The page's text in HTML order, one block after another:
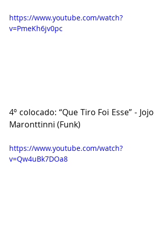
https://www.youtube.com/watch?
v=PmeKh6jv0pc
4º colocado: “Que Tiro Foi Esse” - Jojo
Maronttinni (Funk)
https://www.youtube.com/watch?
v=Qw4uBk7DOa8